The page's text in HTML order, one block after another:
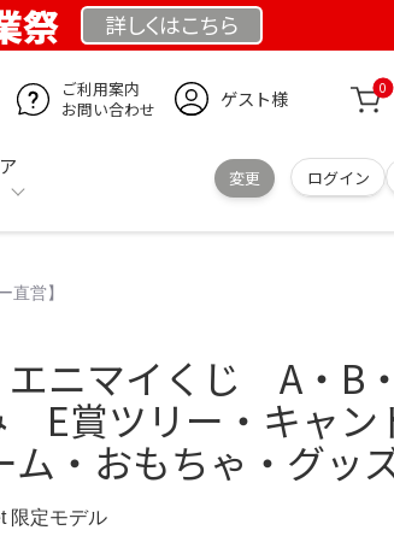
祭 詳しくはこちら
ご利用案内
お問い合わせ
ゲスト様 0
変更 ログイン
営】
ニマイくじ A・B
E賞ツリー・キャ
ム・おもちゃ・グッ
限定モデル